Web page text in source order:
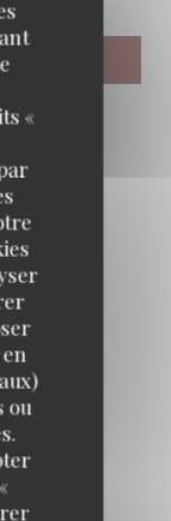
«
ou